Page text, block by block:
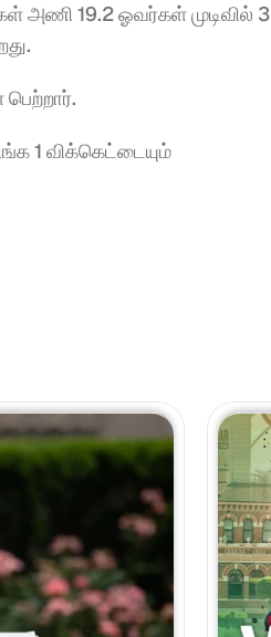
அணி 19.2 ஓவர்கள் முடிவில் 3
1 விக்கெட்டையும்